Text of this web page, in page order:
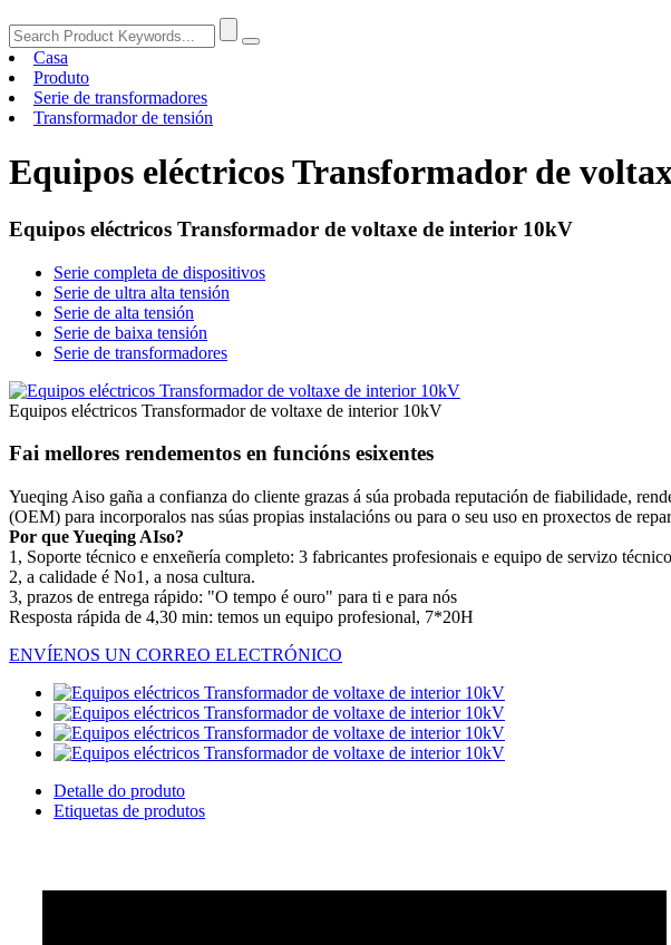
Casa
Produto
Serie de transformadores
Transformador de tensión
Equipos eléctricos Transformador de
Equipos eléctricos Transformador de voltaxe de interior 10kV
Serie completa de dispositivos
Serie de ultra alta tensión
Serie de alta tensión
Serie de baixa tensión
Serie de transformadores
Equipos eléctricos Transformador de voltaxe de interior 10kV
Fai mellores rendementos en funcións esixentes
Yueqing Aiso gaña a confianza do cliente grazas á súa probada reputación de fiabilidade,
(OEM) para incorporalos nas súas propias instalacións ou para o seu uso en proxectos de
Por que Yueqing AIso?
1, Soporte técnico e enxeñería completo: 3 fabricantes profesionais e equipo de servizo
2, a calidade é No1, a nosa cultura.
3, prazos de entrega rápido: "O tempo é ouro" para ti e para nós
Resposta rápida de 4,30 min: temos un equipo profesional, 7*20H
ENVÍENOS UN CORREO ELECTRÓNICO
Detalle do produto
Etiquetas de produtos